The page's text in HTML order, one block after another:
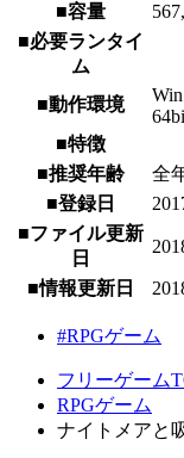
■容量
■必要ランタイ
ム
■動作環境
■特徴
■推奨年齢
全
■登録日
■ファイル更新
日
■情報更新日
#RPGゲーム
フリーゲーム
RPGゲーム
ナイトメアと